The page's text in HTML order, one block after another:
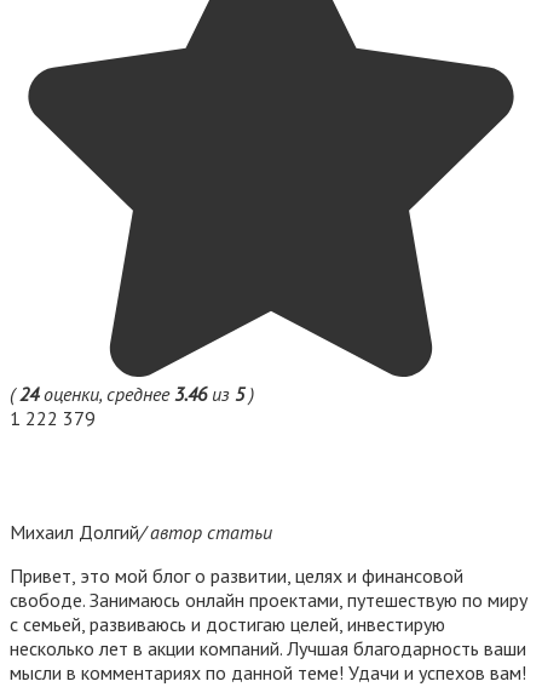
(24оценки, среднее3.46из 5)
1 222 379
Михаил Долгий/ автор статьи
Привет, это мой блог о развитии, целях и финансовой
свободе. Занимаюсь онлайн проектами, путешествую по миру
с семьей, развиваюсь и достигаю целей, инвестирую
несколько лет в акции компаний. Лучшая благодарность ваши
мысли в комментариях по данной теме! Удачи и успехов вам!